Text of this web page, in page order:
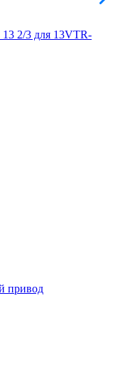
2/3 для 13VTR-
привод